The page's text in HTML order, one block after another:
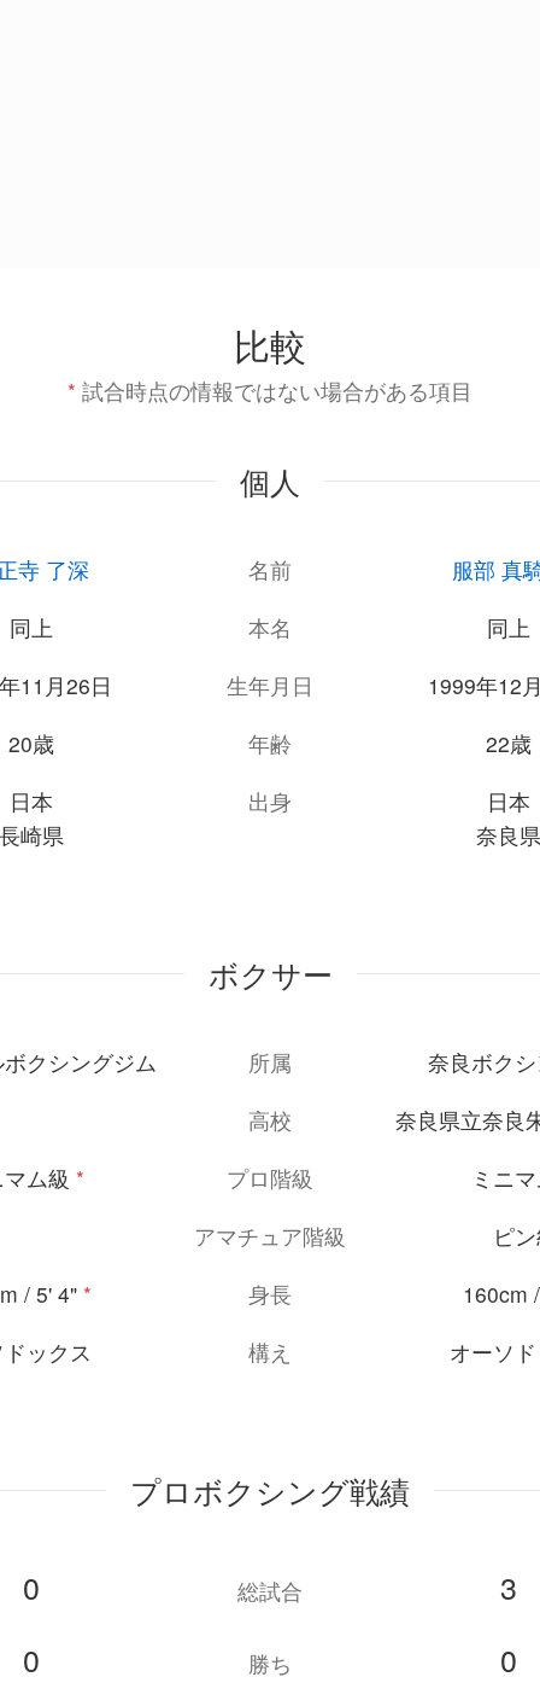
比較
* 試合時点の情報ではない場合がある項目
個人
寺 了深 名前
服部 真
同上
本名
同上
11月26日
生年月日
1999年12
20歳
年齢
22歳
日本
長崎県
出身
日本
奈良県
ボクサー
クシングジム 所属
奈良ボク
高校
奈良県立奈良
ム級 * プロ階級
ミニ
アマチュア階級
ピ
/ 5' 4" * 身長
160cm
ックス
構え オーソ
プロボクシング戦績
0 総試合
3
0
勝ち 0